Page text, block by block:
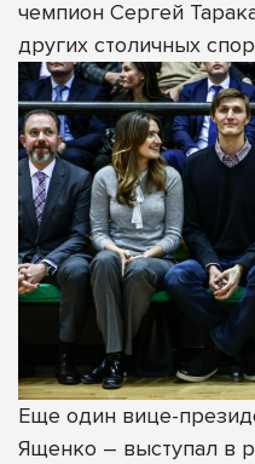
чемпион Сергей
других столичных
Еще один вице-
Ященко – выступал в